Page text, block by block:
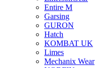
Entire M
Garsing
GURON
Hatch
KOMBAT UK
Limes
Mechanix Wear